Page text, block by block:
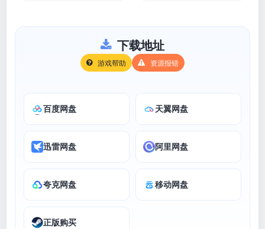
下载地址
游戏帮助 资源报错
百度网盘 天翼网盘
迅雷网盘 阿里网盘
夸克网盘 移动网盘
正版购买